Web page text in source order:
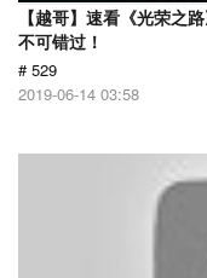
【越哥】速看《光荣之
不可错过！
# 529
2019-06-14 03:58